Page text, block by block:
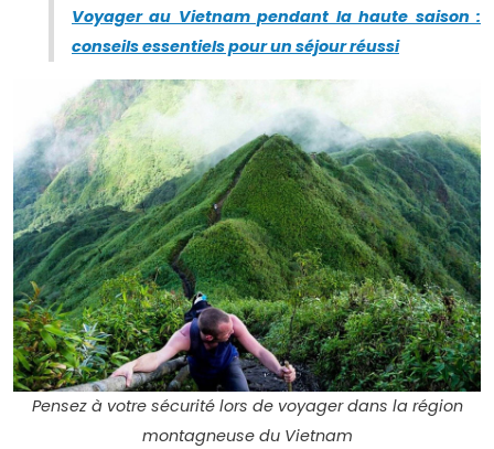
Voyager au Vietnam pendant la haute saison :
conseils essentiels pour un séjour réussi
Pensez à votre sécurité lors de voyager dans la région
montagneuse du Vietnam